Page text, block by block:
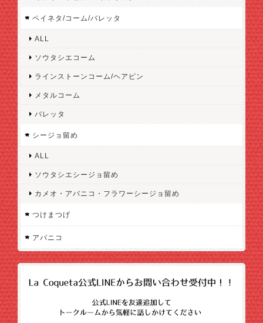
ペイネタ/コーム/バレッタ
ALL
ソウタシエコーム
ラインストーンコーム/ヘアピン
メタルコーム
バレッタ
シージョ留め
ALL
ソウタシエシージョ留め
カメオ・アバニコ・フラワーシージョ留め
つけまつげ
アバニコ